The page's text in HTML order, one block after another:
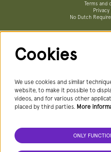
Terms and
No Dutch
SIGN UP
Cookies
We use cookies and similar
website, to make it possible to
videos, and for various other
placed by third parties. More
ONLY